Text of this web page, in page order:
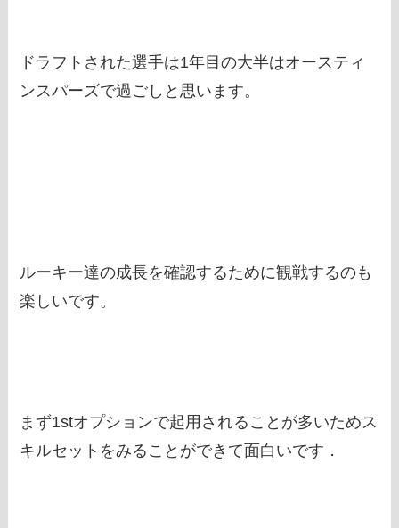
ドラフトされた選手は1年目の大半はオースティ
ンスパーズで過ごしと思います。
ルーキー達の成長を確認するために観戦するのも
楽しいです。
まず1stオプションで起用されることが多いためス
キルセットをみることができて面白いです．